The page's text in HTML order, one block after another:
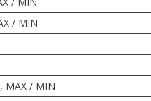
/ MIN
MAX / MIN